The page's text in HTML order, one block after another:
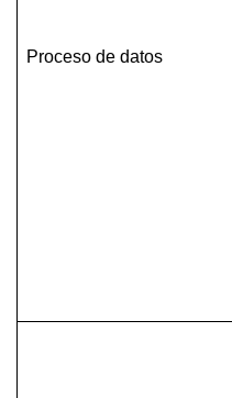
Proceso de datos